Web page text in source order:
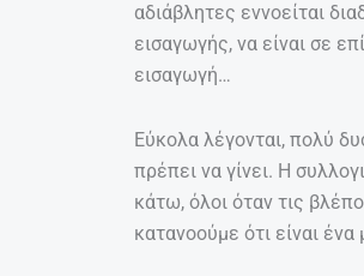
αδιάβλητες εννοείται
εισαγωγής, να είναι σε
εισαγωγή…
Εύκολα λέγονται, πολύ
πρέπει να γίνει. Η
κάτω, όλοι όταν τις
κατανοούμε ότι είναι